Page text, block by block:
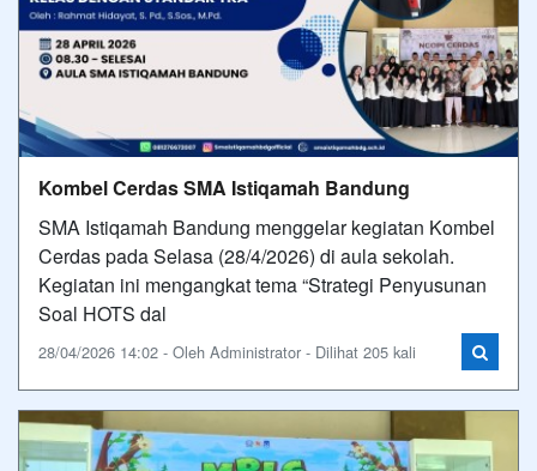
Kombel Cerdas SMA Istiqamah Bandung
SMA Istiqamah Bandung menggelar kegiatan Kombel
Cerdas pada Selasa (28/4/2026) di aula sekolah.
Kegiatan ini mengangkat tema “Strategi Penyusunan
Soal HOTS dal
28/04/2026 14:02 - Oleh Administrator - Dilihat 205 kali